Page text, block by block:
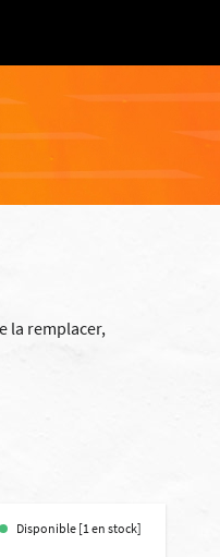
la remplacer,
Disponible [1 en stock]